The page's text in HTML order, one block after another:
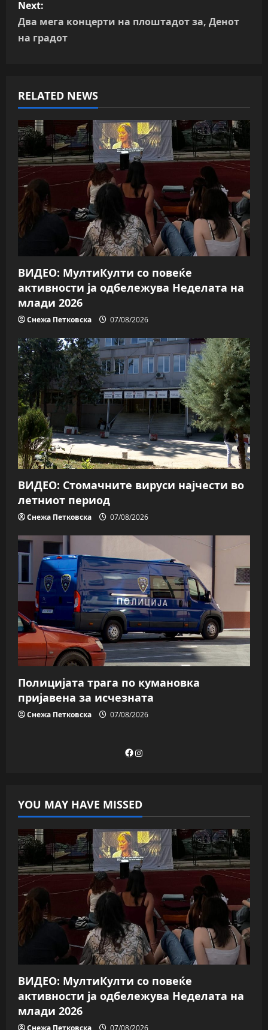
t
n
v
i
g
a
t
i
o
n
Next:
Два мега концерти на плоштадот за, Денот
на градот
RELATED NEWS
ВИДЕО: МултиКулти со повеќе
активности ја одбележува Неделата на
млади 2026
Снежа Петковска 07/08/2026
ВИДЕО: Стомачните вируси најчести во
летниот период
Снежа Петковска 07/08/2026
Полицијата трага пo кумановка
пријавена за исчезната
Снежа Петковска 07/08/2026
Facebook
Instagram
YOU MAY HAVE MISSED
ВИДЕО: МултиКулти со повеќе
активности ја одбележува Неделата на
млади 2026